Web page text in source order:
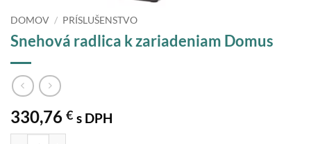
DOMOV / PRÍSLUŠENSTVO
Snehová radlica k zariadeniam Domus
330,76 € s DPH